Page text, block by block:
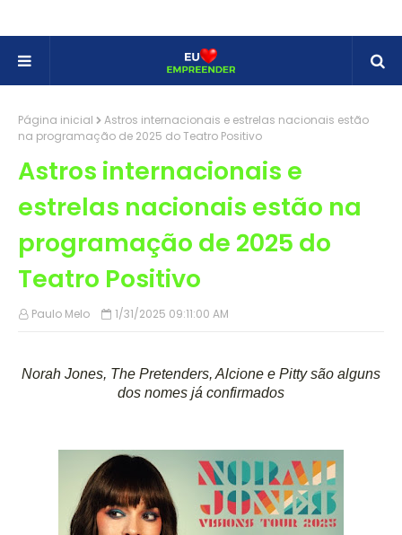
Página inicial
Astros internacionais e estrelas nacionais estão
na programação de 2025 do Teatro Positivo
Astros internacionais e
estrelas nacionais estão na
programação de 2025 do
Teatro Positivo
Paulo Melo 1/31/2025 09:11:00 AM
Norah Jones, The Pretenders, Alcione e Pitty são alguns
dos nomes já confirmados